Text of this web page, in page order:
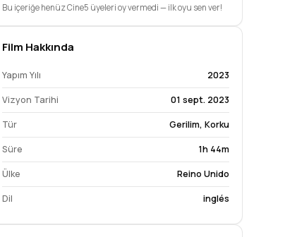
Bu içeriğe henüz Cine5 üyeleri oy vermedi — ilk oyu sen ver!
Film Hakkında
Yapım Yılı 2023
Vizyon Tarihi 01 sept. 2023
Tür Gerilim, Korku
Süre 1h 44m
Ülke Reino Unido
Dil inglés
Lauren Abdulsalam Isabella Hendrick Thomas